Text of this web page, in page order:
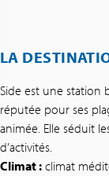
LA
Side est une station
réputée pour ses
animée. Elle séduit
d’activités.
Climat : climat